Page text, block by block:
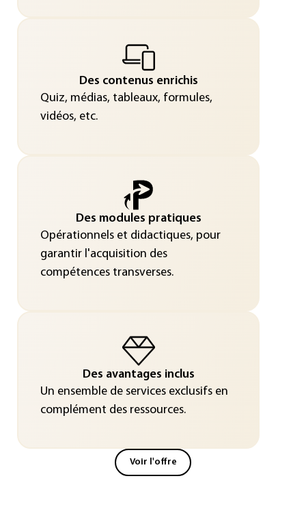
Des contenus enrichis
Quiz, médias, tableaux, formules,
vidéos, etc.
Des modules pratiques
Opérationnels et didactiques, pour
garantir l'acquisition des
compétences transverses.
Des avantages inclus
Un ensemble de services exclusifs en
complément des ressources.
Voir l'offre